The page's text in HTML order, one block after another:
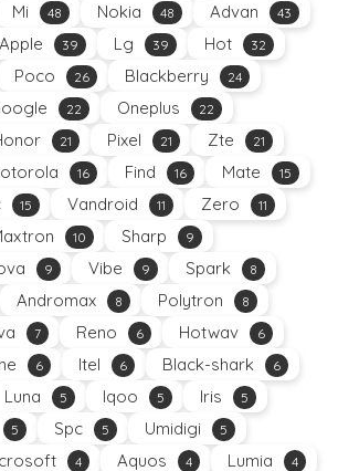
Mi 48 Nokia 48 Advan 43
Apple 39 Lg 39 Hot 32
Poco 26 Blackberry 24
22 Oneplus 22
21 Pixel 21 Zte 21
16 Find 16 Mate 15
15 Vandroid 11 Zero 11
10 Sharp 9
9 Vibe 9 Spark 8
Andromax 8 Polytron 8
7 Reno 6 Hotwav 6
6 Itel 6 Black-shark 6
Luna 5 Iqoo 5 Iris 5
5 Spc 5 Umidigi 5
4 Aquos 4 Lumia 4